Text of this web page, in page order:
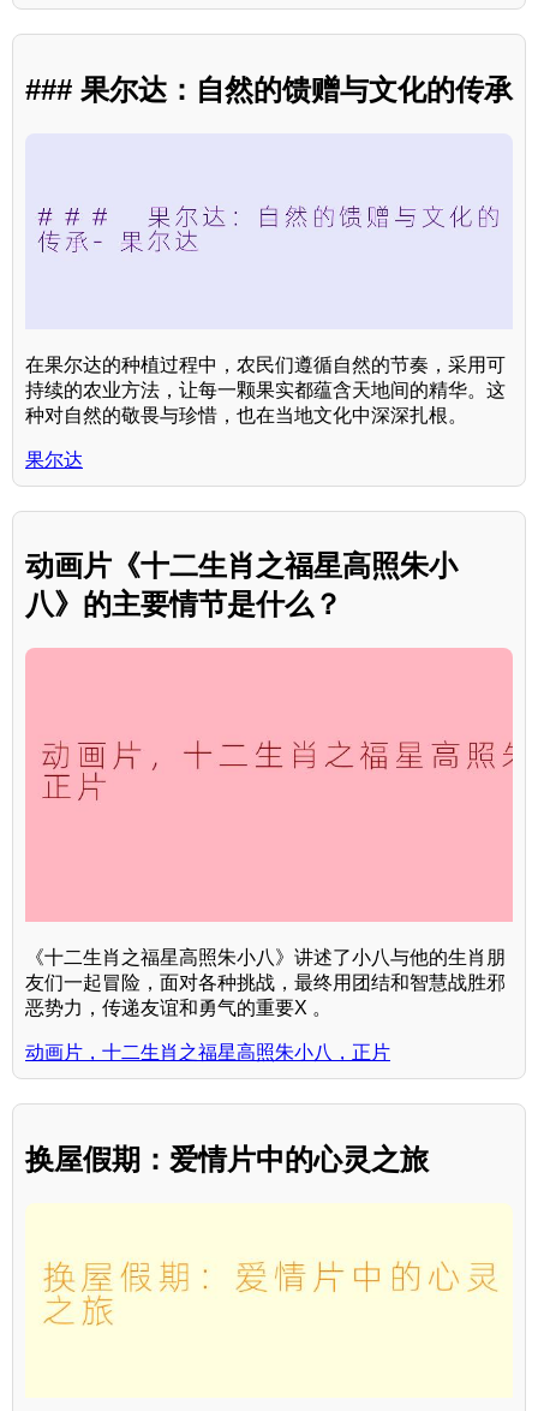
### 果尔达：自然的馈赠与文化的传承
在果尔达的种植过程中，农民们遵循自然的节奏，采用可
持续的农业方法，让每一颗果实都蕴含天地间的精华。这
种对自然的敬畏与珍惜，也在当地文化中深深扎根。
果尔达
动画片《十二生肖之福星高照朱小
八》的主要情节是什么？
《十二生肖之福星高照朱小八》讲述了小八与他的生肖朋
友们一起冒险，面对各种挑战，最终用团结和智慧战胜邪
恶势力，传递友谊和勇气的重要X 。
动画片，十二生肖之福星高照朱小八，正片
换屋假期：爱情片中的心灵之旅